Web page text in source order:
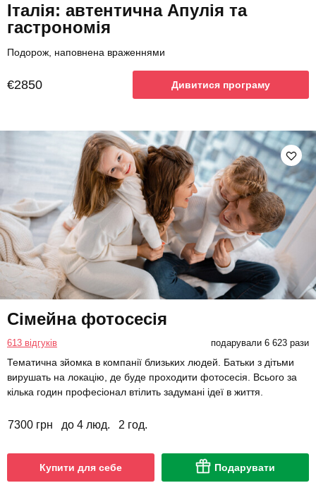
Італія: автентична Апулія та
гастрономія
Подорож, наповнена враженнями
€2850 Дивитися програму
Сімейна фотосесія
613 відгуків подарували 6 623 рази
Тематична зйомка в компанії близьких людей. Батьки з дітьми
вирушать на локацію, де буде проходити фотосесія. Всього за
кілька годин професіонал втілить задумані ідеї в життя.
7300 грн до 4 люд. 2 год.
Купити для себе Подарувати